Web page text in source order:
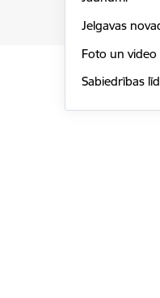
Jelgavas
Foto un video
Sabiedrības